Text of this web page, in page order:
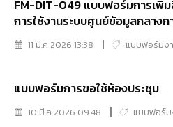
FM-DIT-049 แบบฟอร์มการเพิ่
การใช้งานระบบศูนย์ข้อมูลกลางก
พิสูจน์ทางนิติวิทยาศาสตร์
11 มี.ค 2026 13:38 แบบฟอร์มง
แบบฟอร์มการขอใช้ห้องประชุม
10 มี.ค 2026 09:48 แบบฟอร์